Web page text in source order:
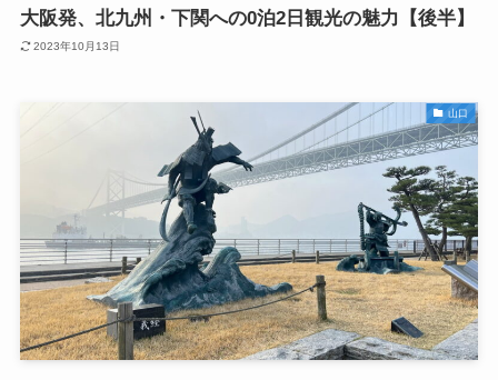
大阪発、北九州・下関への0泊2日観光の魅力【後半】
2023年10月13日
山口